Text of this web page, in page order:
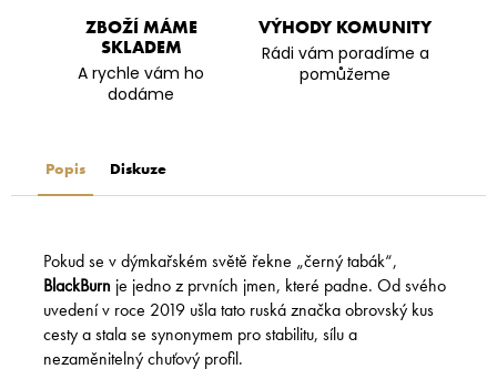
ZBOŽÍ MÁME
SKLADEM
A rychle vám ho
dodáme
VÝHODY KOMUNITY
Rádi vám poradíme a
pomůžeme
Popis Diskuze
Pokud se v dýmkařském světě řekne „černý tabák“,
BlackBurn je jedno z prvních jmen, které padne. Od svého
uvedení v roce 2019 ušla tato ruská značka obrovský kus
cesty a stala se synonymem pro stabilitu, sílu a
nezaměnitelný chuťový profil.